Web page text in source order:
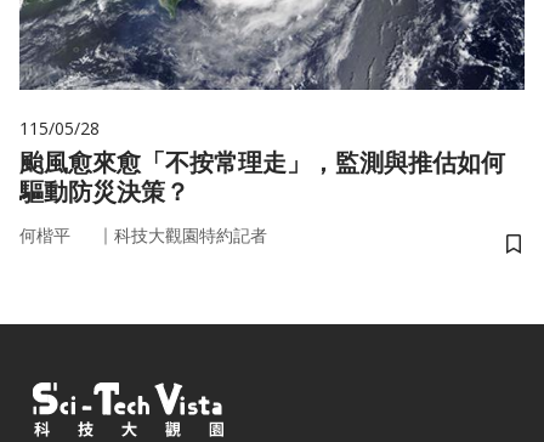
115/05/28
颱風愈來愈「不按常理走」，監測與推估如何
驅動防災決策？
何楷平 ｜ 科技大觀園特約記者
儲